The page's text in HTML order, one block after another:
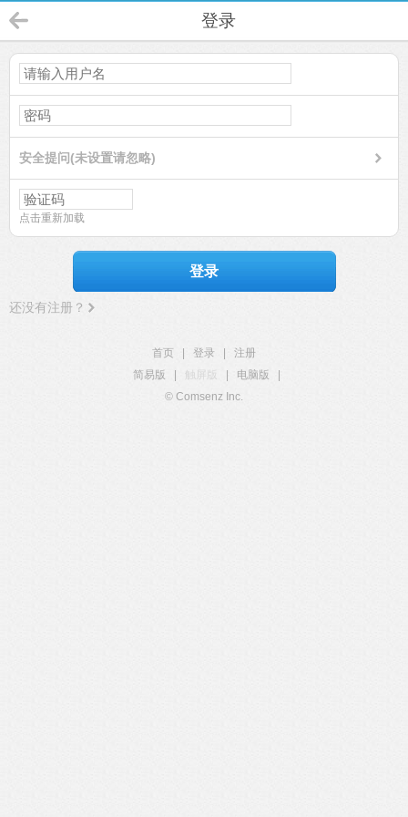
登录
安全提问(未设置请忽略)
点击重新加载
登录
还没有注册？
首页 登录
注册
简易版
触屏版 电脑版
© Comsenz Inc.